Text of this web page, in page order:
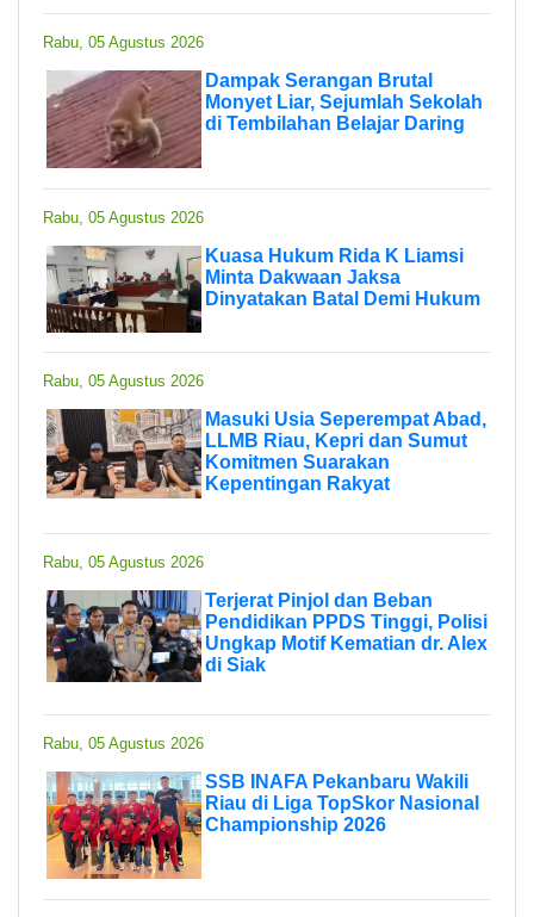
Rabu, 05 Agustus 2026
Dampak Serangan Brutal
Monyet Liar, Sejumlah Sekolah
di Tembilahan Belajar Daring
Rabu, 05 Agustus 2026
Kuasa Hukum Rida K Liamsi
Minta Dakwaan Jaksa
Dinyatakan Batal Demi Hukum
Rabu, 05 Agustus 2026
Masuki Usia Seperempat Abad,
LLMB Riau, Kepri dan Sumut
Komitmen Suarakan
Kepentingan Rakyat
Rabu, 05 Agustus 2026
Terjerat Pinjol dan Beban
Pendidikan PPDS Tinggi, Polisi
Ungkap Motif Kematian dr. Alex
di Siak
Rabu, 05 Agustus 2026
SSB INAFA Pekanbaru Wakili
Riau di Liga TopSkor Nasional
Championship 2026